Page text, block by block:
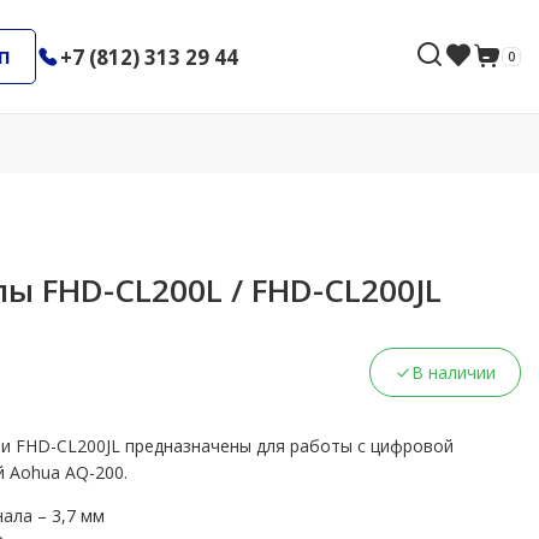
+7 (812) 313 29 44 0
FHD-CL200L / FHD-CL200JL
В наличии
FHD-CL200JL предназначены для работы с цифровой
Aohua AQ-200.
– 3,7 мм